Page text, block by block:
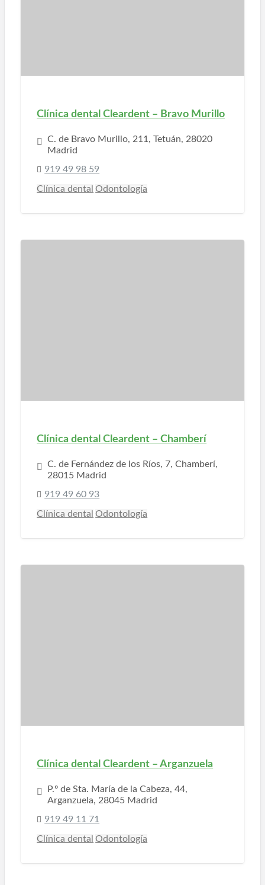
Clínica dental Cleardent – Bravo Murillo
C. de Bravo Murillo, 211, Tetuán, 28020
Madrid
919 49 98 59
Clínica dental Odontología
Clínica dental Cleardent – Chamberí
C. de Fernández de los Ríos, 7, Chamberí,
28015 Madrid
919 49 60 93
Clínica dental Odontología
Clínica dental Cleardent – Arganzuela
P.º de Sta. María de la Cabeza, 44,
Arganzuela, 28045 Madrid
919 49 11 71
Clínica dental Odontología